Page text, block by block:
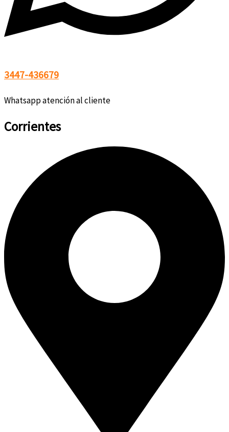
3447-436679
Whatsapp atención al cliente
Corrientes